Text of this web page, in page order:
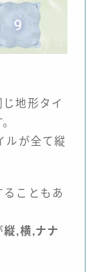
地形タイ
ルが全て縦
ることもあ
縦,横,ナナ